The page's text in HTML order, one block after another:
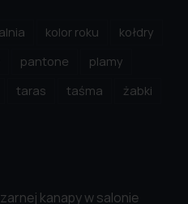
kolor roku
kołdry
pantone
plamy
taras taśma żabki
kanapy w salonie